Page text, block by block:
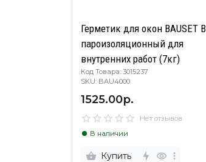
Герметик для окон BAUSET B
пароизоляционный для
внутренних работ (7кг)
Код Товара: 3015237
SKU: BAU4000
1525.00р.
Нет отзывов
В наличии
Купить